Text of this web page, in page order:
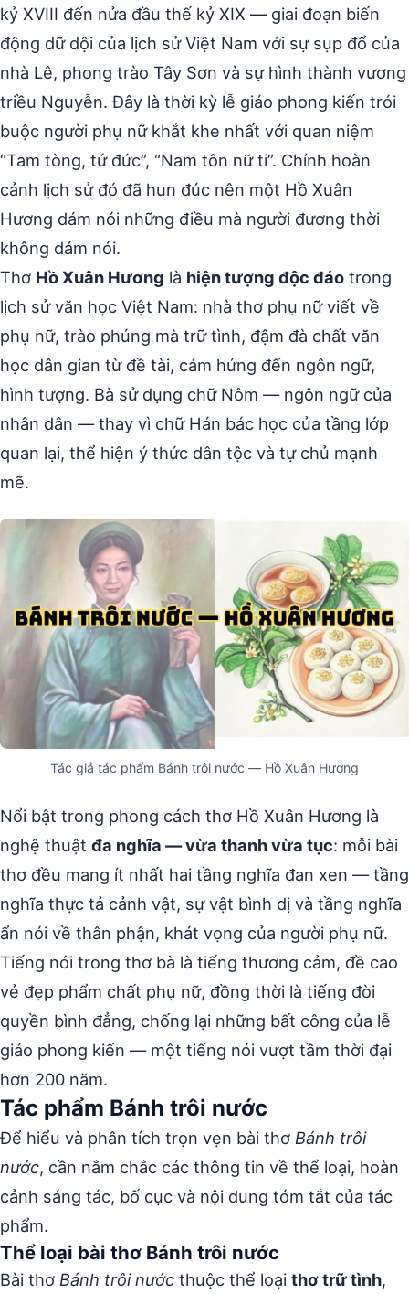
kỷ XVIII đến nửa đầu thế kỷ XIX — giai đoạn biến
động dữ dội của lịch sử Việt Nam với sự sụp đổ của
nhà Lê, phong trào Tây Sơn và sự hình thành vương
triều Nguyễn. Đây là thời kỳ lễ giáo phong kiến trói
buộc người phụ nữ khắt khe nhất với quan niệm
“Tam tòng, tứ đức”, “Nam tôn nữ ti”. Chính hoàn
cảnh lịch sử đó đã hun đúc nên một Hồ Xuân
Hương dám nói những điều mà người đương thời
không dám nói.
Thơ Hồ Xuân Hương là hiện tượng độc đáo trong
lịch sử văn học Việt Nam: nhà thơ phụ nữ viết về
phụ nữ, trào phúng mà trữ tình, đậm đà chất văn
học dân gian từ đề tài, cảm hứng đến ngôn ngữ,
hình tượng. Bà sử dụng chữ Nôm — ngôn ngữ của
nhân dân — thay vì chữ Hán bác học của tầng lớp
quan lại, thể hiện ý thức dân tộc và tự chủ mạnh
mẽ.
Tác giả tác phẩm Bánh trôi nước — Hồ Xuân Hương
Nổi bật trong phong cách thơ Hồ Xuân Hương là
nghệ thuật đa nghĩa — vừa thanh vừa tục: mỗi bài
thơ đều mang ít nhất hai tầng nghĩa đan xen — tầng
nghĩa thực tả cảnh vật, sự vật bình dị và tầng nghĩa
ẩn nói về thân phận, khát vọng của người phụ nữ.
Tiếng nói trong thơ bà là tiếng thương cảm, đề cao
vẻ đẹp phẩm chất phụ nữ, đồng thời là tiếng đòi
quyền bình đẳng, chống lại những bất công của lễ
giáo phong kiến — một tiếng nói vượt tầm thời đại
hơn 200 năm.
Tác phẩm Bánh trôi nước
Để hiểu và phân tích trọn vẹn bài thơ Bánh trôi
nước, cần nắm chắc các thông tin về thể loại, hoàn
cảnh sáng tác, bố cục và nội dung tóm tắt của tác
phẩm.
Thể loại bài thơ Bánh trôi nước
Bài thơ Bánh trôi nước thuộc thể loại thơ trữ tình,